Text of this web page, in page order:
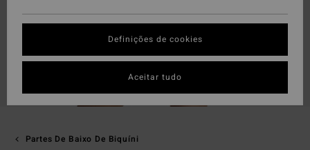
Partes De Baixo De Biquíni
Definições de cookies
Aceitar tudo